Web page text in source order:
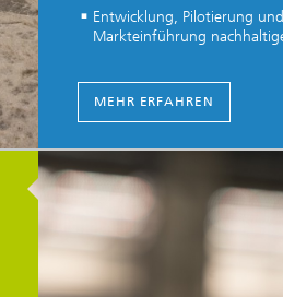
Entwicklung, Pilotierung und
Markteinführung
MEHR ERFAHREN